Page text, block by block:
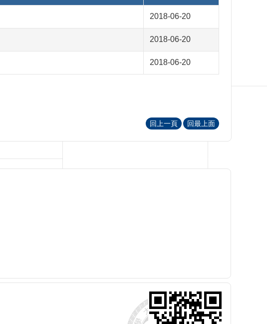
2018-06-20
2018-06-20
2018-06-20
回上一頁 回最上面